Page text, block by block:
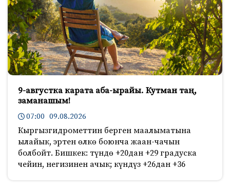
9-августка карата аба-ырайы. Кутман таң,
заманашым!
07:00 09.08.2026
Кыргызгидрометтин берген маалыматына
ылайык, эртен өлкө боюнча жаан-чачын
болбойт. Бишкек: түндө +20дан +29 градуска
чейин, негизинен ачык; күндүз +26дан +36